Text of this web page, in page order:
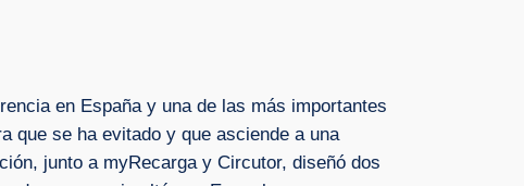
en España y una de las más importantes
que se ha evitado y que asciende a una
junto a myRecarga y Circutor, diseñó dos